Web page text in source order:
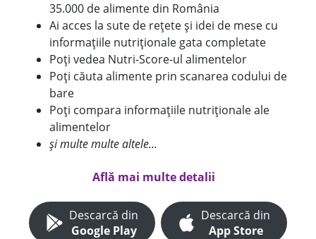
35.000 de alimente din România
Ai acces la sute de rețete și idei de mese cu
informațiile nutriționale gata completate
Poți vedea Nutri-Score-ul alimentelor
Poți căuta alimente prin scanarea codului de
bare
Poți compara informațiile nutriționale ale
alimentelor
și multe multe altele...
Află mai multe detalii
Descarcă din
Google Play
Descarcă din
App Store